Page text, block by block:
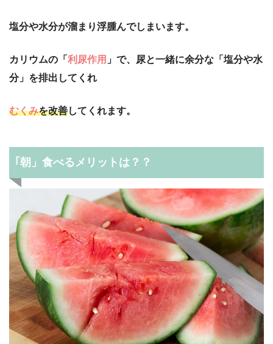
塩分や水分が溜まり浮腫んでしまいます。
カリウムの「 利尿作用 」で、尿と一緒に余分な「塩分や水
分」を排出してくれ
むくみを改善してくれます。
｢朝」食べるメリットは？？